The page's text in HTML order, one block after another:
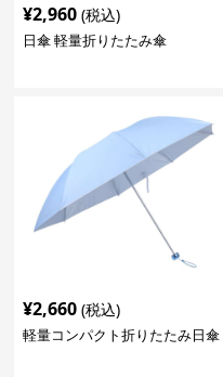
¥2,960 (税込)
日傘 軽量折りたたみ傘
¥2,660 (税込)
軽量コンパクト折りたたみ日傘